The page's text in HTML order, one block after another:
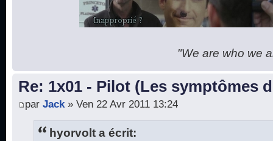
"We are who we
Re: 1x01 - Pilot (Les symptômes
par Jack» Ven 22 Avr 2011 13:24
hyorvolt a écrit: